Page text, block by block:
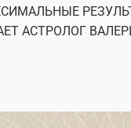
АСТРОЛОГ